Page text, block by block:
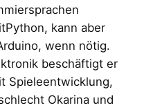
kann aber
wenn nötig.
beschäftigt er
Spieleentwicklung,
Okarina und